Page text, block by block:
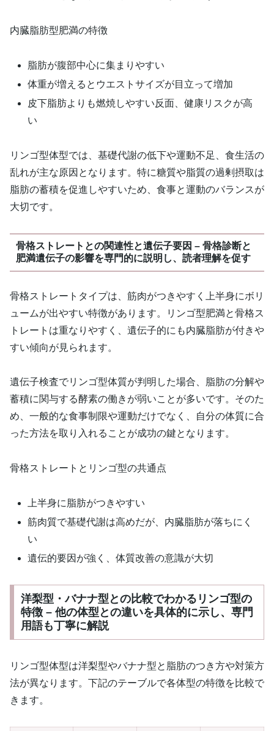
内臓脂肪型肥満の特徴
脂肪が腹部中心に集まりやすい
体重が増えるとウエストサイズが目立って増加
皮下脂肪よりも燃焼しやすい反面、健康リスクが高
い
リンゴ型体型では、基礎代謝の低下や運動不足、食生活の
乱れが主な原因となります。特に糖質や脂質の過剰摂取は
脂肪の蓄積を促進しやすいため、食事と運動のバランスが
大切です。
骨格ストレートとの関連性と遺伝子要因 – 骨格診断と
肥満遺伝子の影響を専門的に説明し、読者理解を促す
骨格ストレートタイプは、筋肉がつきやすく上半身にボリ
ュームが出やすい特徴があります。リンゴ型肥満と骨格ス
トレートは重なりやすく、遺伝子的にも内臓脂肪が付きや
すい傾向が見られます。
遺伝子検査でリンゴ型体質が判明した場合、脂肪の分解や
蓄積に関与する酵素の働きが弱いことが多いです。そのた
め、一般的な食事制限や運動だけでなく、自分の体質に合
った方法を取り入れることが成功の鍵となります。
骨格ストレートとリンゴ型の共通点
上半身に脂肪がつきやすい
筋肉質で基礎代謝は高めだが、内臓脂肪が落ちにく
い
遺伝的要因が強く、体質改善の意識が大切
洋梨型・バナナ型との比較でわかるリンゴ型の
特徴 – 他の体型との違いを具体的に示し、専門
用語も丁寧に解説
リンゴ型体型は洋梨型やバナナ型と脂肪のつき方や対策方
法が異なります。下記のテーブルで各体型の特徴を比較で
きます。